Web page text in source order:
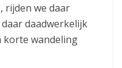
rijden we daar
daadwerkelijk
korte wandeling